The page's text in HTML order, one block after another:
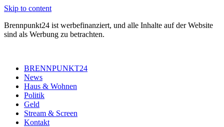
Skip to content
Brennpunkt24 ist werbefinanziert, und alle Inhalte auf der Website
sind als Werbung zu betrachten.
BRENNPUNKT24
News
Haus & Wohnen
Politik
Geld
Stream & Screen
Kontakt